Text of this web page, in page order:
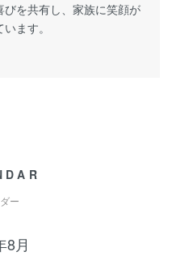
を共有し、家族に笑顔が
ます。
ー
8月